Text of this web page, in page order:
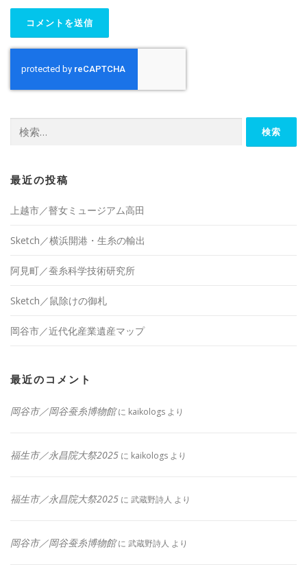
索:
最近の投稿
上越市／瞽女ミュージアム高田
Sketch／横浜開港・生糸の輸出
阿見町／蚕糸科学技術研究所
Sketch／鼠除けの御札
岡谷市／近代化産業遺産マップ
最近のコメント
岡谷市／岡谷蚕糸博物館に kaikologs より
福生市／永昌院大祭2025 に kaikologs より
福生市／永昌院大祭2025 に 武蔵野詩人 より
岡谷市／岡谷蚕糸博物館に 武蔵野詩人 より